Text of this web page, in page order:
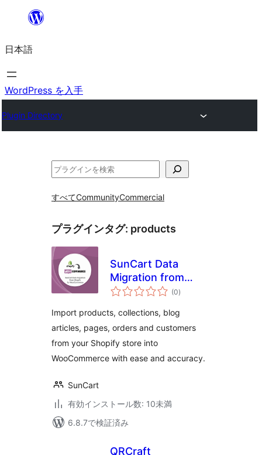
を
ス
キ
プ
日本語
WordPress を入手
Plugin Directory
検
すべてCommunityCommercial
プラグインタグ: products
SunCart Data
Migration from
Shopify for
(0個
の
価
)
Import products, collections, blog
articles, pages, orders and customers
from your Shopify store into
WooCommerce with ease and accuracy.
SunCart
有効インストール数: 10未満
6.8.7で検証済み
QRCraft